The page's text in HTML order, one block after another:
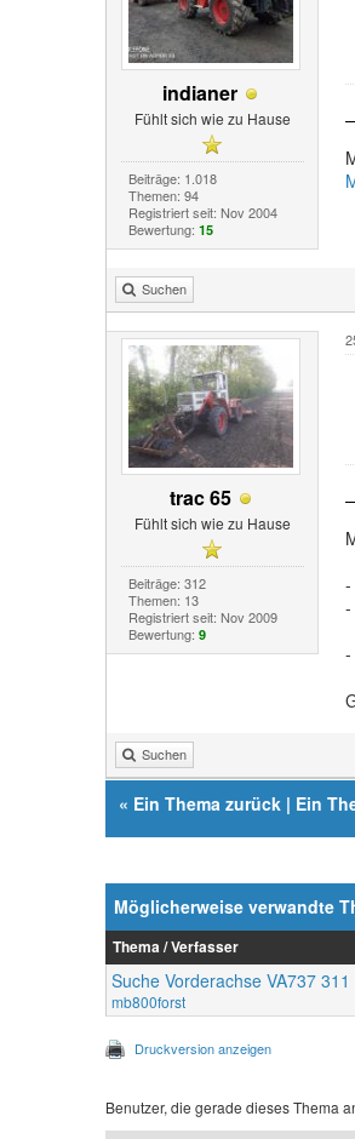
indianer
Fühlt sich wie zu Hause
Beiträge: 1.018
Themen: 94
Registriert seit: Nov 2004
Bewertung: 15
Suchen
trac 65
Fühlt sich wie zu Hause
Beiträge: 312
Themen: 13
Registriert seit: Nov 2009
Bewertung: 9
-
-
-
Suchen
« Ein Thema zurück | Ein
Möglicherweise verwandte
Thema / Verfasser
Suche Vorderachse VA737 311
mb800forst
Druckversion anzeigen
Benutzer, die gerade dieses Thema